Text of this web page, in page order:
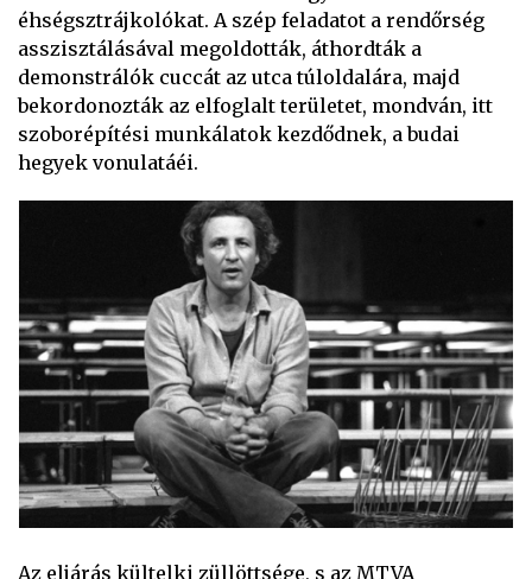
éhségsztrájkolókat. A szép feladatot a rendőrség
asszisztálásával megoldották, áthordták a
demonstrálók cuccát az utca túloldalára, majd
bekordonozták az elfoglalt területet, mondván, itt
szoborépítési munkálatok kezdődnek, a budai
hegyek vonulatáéi.
Az eljárás kültelki züllöttsége, s az MTVA